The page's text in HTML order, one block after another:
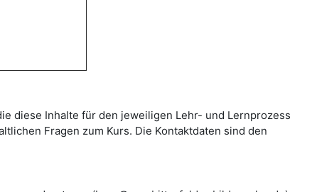
diese Inhalte für den jeweiligen Lehr- und Lernprozess
Fragen zum Kurs. Die Kontaktdaten sind den